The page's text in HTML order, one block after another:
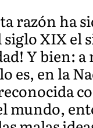
razón ha
XIX el
Y bien: a
es, en la
mundo,